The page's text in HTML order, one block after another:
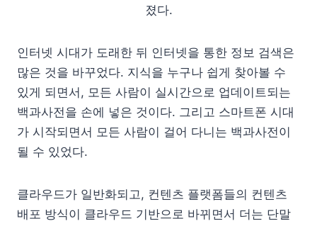
졌다.
인터넷 시대가 도래한 뒤 인터넷을 통한 정보 검색은
많은 것을 바꾸었다. 지식을 누구나 쉽게 찾아볼 수
있게 되면서, 모든 사람이 실시간으로 업데이트되는
백과사전을 손에 넣은 것이다. 그리고 스마트폰 시대
가 시작되면서 모든 사람이 걸어 다니는 백과사전이
될 수 있었다.
클라우드가 일반화되고, 컨텐츠 플랫폼들의 컨텐츠
배포 방식이 클라우드 기반으로 바뀌면서 더는 단말